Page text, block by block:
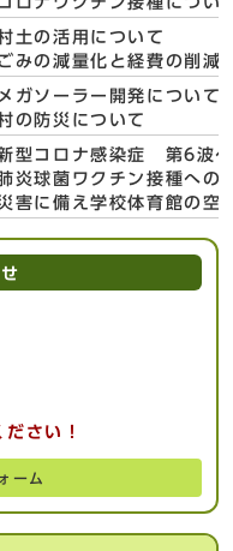
土の活用について
みの減量化と経費の削減
ガソーラー開発について
の防災について
型コロナ感染症 第6波
炎球菌ワクチン接種への
害に備え学校体育館の空
さい！
ーム